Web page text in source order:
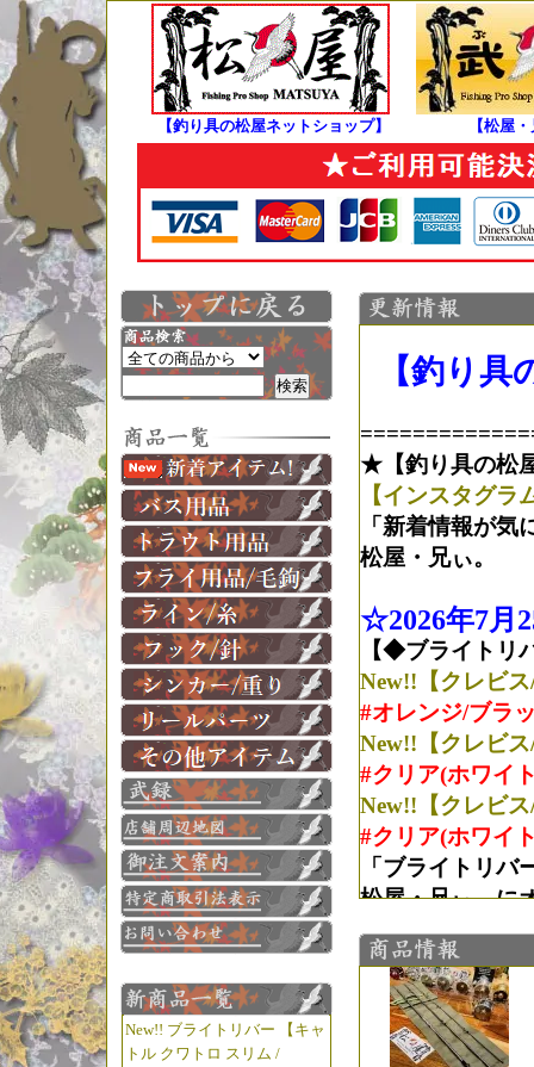
【釣り具の松屋ネットショップ】 【松屋
New!! ブライトリバー 【キャ
トル クワトロ スリム /
【釣り
★【釣り具の松
【インスタグラ
「新着情報が
松屋・兄ぃ。
☆2026年7月
【◆ブライトリ
New!!【クレビ
#オレンジ/ブラ
New!!【クレビ
#クリア(ホワイ
New!!【クレビ
#クリア(ホワイ
「ブライトリ
松屋・兄ぃ。に
☆2026年7月
【◆アベイル/
まずは限定1台
品】